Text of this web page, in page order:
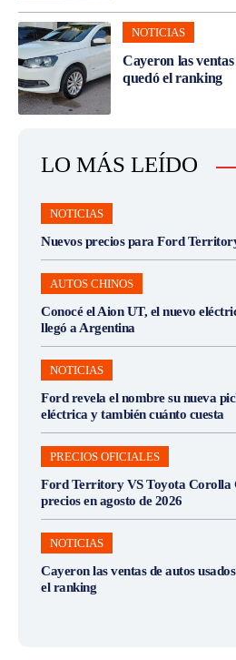
NOTICIAS
Cayeron las
quedó el ranking
LO MÁS LEÍDO
NOTICIAS
Nuevos precios para Ford
AUTOS CHINOS
Conocé el Aion UT, el nuevo
llegó a Argentina
NOTICIAS
Ford revela el nombre su nueva
eléctrica y también cuánto cuesta
PRECIOS OFICIALES
Ford Territory VS Toyota Corolla
precios en agosto de 2026
NOTICIAS
Cayeron las ventas de autos
el ranking